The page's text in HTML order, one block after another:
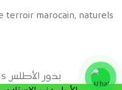
terroir marocain, naturels
Copyright 2018 - 2024 © Atlaseeds بذور الأطلس